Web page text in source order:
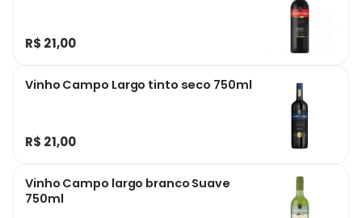
R$ 21,00
Vinho Campo Largo tinto seco 750ml
R$ 21,00
Vinho Campo largo branco Suave
750ml